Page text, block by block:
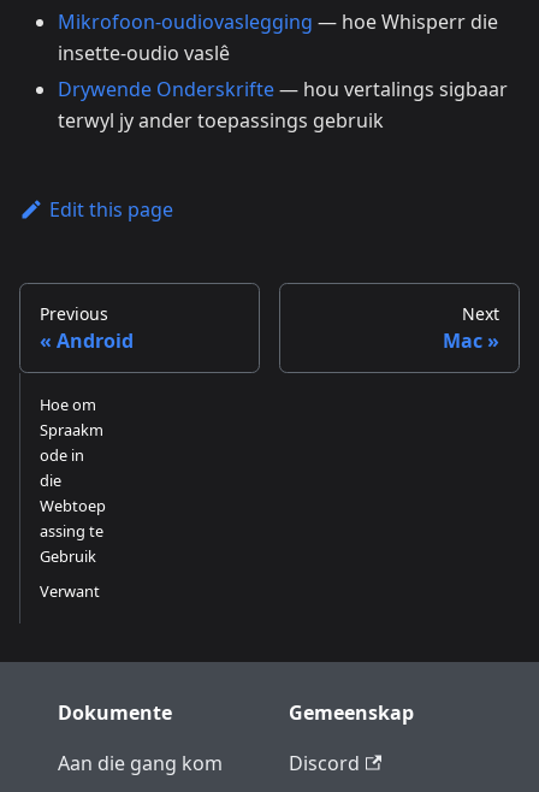
Mikrofoon-oudiovaslegging — hoe Whisperr die
insette-oudio vaslê
Drywende Onderskrifte— hou vertalings sigbaar
terwyl jy ander toepassings gebruik
Edit this page
Previous
Android
Next
Mac
Hoe om
Spraakm
ode in
die
Webtoep
assing te
Gebruik
Verwant
Dokumente
Aan die gang kom
Gemeenskap
Discord